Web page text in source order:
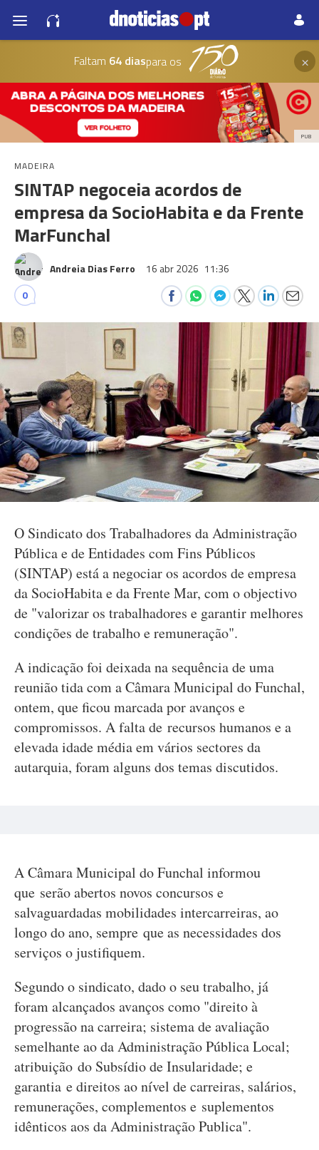
Faltam 64 diaspara os ×
PUB
MADEIRA
SINTAP negoceia acordos de
empresa da SocioHabita e da Frente
MarFunchal
Andreia Dias Ferro 16 abr 2026 11:36
0
O Sindicato dos Trabalhadores da Administração
Pública e de Entidades com Fins Públicos
(SINTAP) está a negociar os acordos de empresa
da SocioHabita e da Frente Mar, com o objectivo
de "valorizar os trabalhadores e garantir melhores
condições de trabalho e remuneração".
A indicação foi deixada na sequência de uma
reunião tida com a Câmara Municipal do Funchal,
ontem, que ficou marcada por avanços e
compromissos. A falta de recursos humanos e a
elevada idade média em vários sectores da
autarquia, foram alguns dos temas discutidos.
A Câmara Municipal do Funchal informou
que serão abertos novos concursos e
salvaguardadas mobilidades intercarreiras, ao
longo do ano, sempre que as necessidades dos
serviços o justifiquem.
Segundo o sindicato, dado o seu trabalho, já
foram alcançados avanços como "direito à
progressão na carreira; sistema de avaliação
semelhante ao da Administração Pública Local;
atribuição do Subsídio de Insularidade; e
garantia e direitos ao nível de carreiras, salários,
remunerações, complementos e suplementos
idênticos aos da Administração Publica".